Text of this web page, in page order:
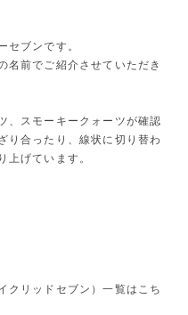
セブンです。
名前でご紹介させていただき
、スモーキークォーツが確認
り合ったり、線状に切り替わ
上げています。
リッドセブン）一覧はこち